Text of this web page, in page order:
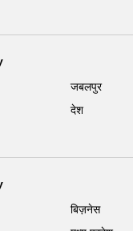
जबलपुर
देश
बिज़नेस